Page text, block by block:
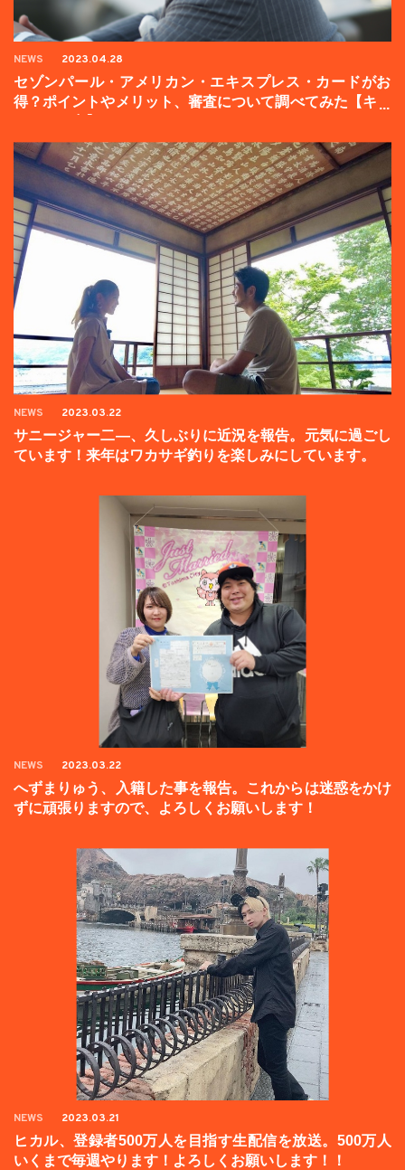
NEWS 2023.04.28
セゾンパール・アメリカン・エキスプレス・カードがお
得？ポイントやメリット、審査について調べてみた【キャ
NEWS 2023.03.22
サニージャー二―、久しぶりに近況を報告。元気に過ごし
ています！来年はワカサギ釣りを楽しみにしています。
NEWS 2023.03.22
へずまりゅう、入籍した事を報告。これからは迷惑をかけ
ずに頑張りますので、よろしくお願いします！
NEWS 2023.03.21
ヒカル、登録者500万人を目指す生配信を放送。500万人
いくまで毎週やります！よろしくお願いします！！